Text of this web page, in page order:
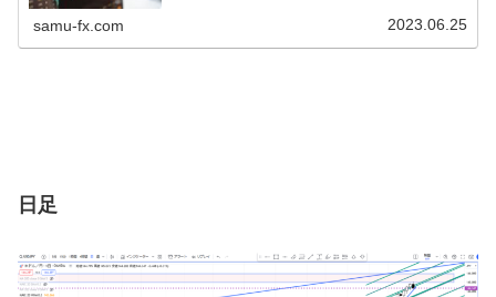
samu-fx.com 2023.06.25
日足